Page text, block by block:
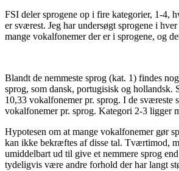
FSI deler sprogene op i fire kategorier, 1-4,
er sværest. Jeg har undersøgt sprogene i
mange vokalfonemer der er i sprogene, og
Blandt de nemmeste sprog (kat. 1) findes
sprog, som dansk, portugisisk og hollandsk.
10,33 vokalfonemer pr. sprog. I de sværeste
vokalfonemer pr. sprog. Kategori 2-3 ligger
Hypotesen om at mange vokalfonemer gør
kan ikke bekræftes af disse tal. Tværtimod,
umiddelbart ud til give et nemmere sprog
tydeligvis være andre forhold der har langt